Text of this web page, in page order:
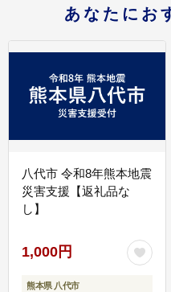
あなたにお
八代市 令和8年熊本地震
災害支援【返礼品な
し】
1,000円
熊本県 八代市